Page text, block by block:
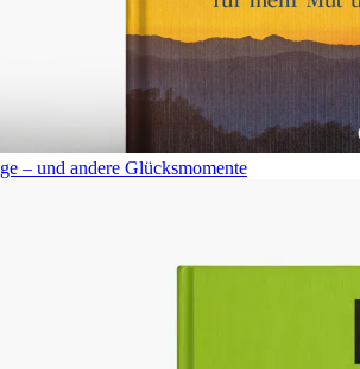
– und andere Glücksmomente